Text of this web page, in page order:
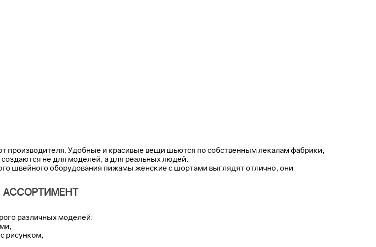
производителя. Удобные и красивые вещи шьются по собственным лекалам фабрики,
не для моделей, а для реальных людей.
швейного оборудования пижамы женские с шортами выглядят отлично, они
АССОРТИМЕНТ
различных моделей:
рисунком;